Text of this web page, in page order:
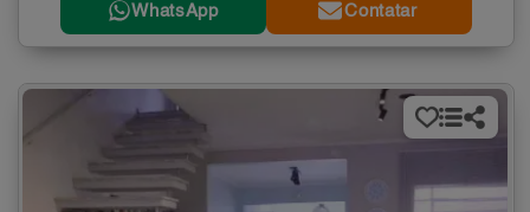
WhatsApp Contatar